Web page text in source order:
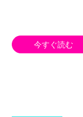
今すぐ読む